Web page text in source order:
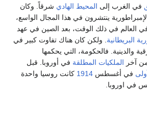
في الغرب إلى المحيط الهادي شرقاً. وكان
الإمبراطورية ينتشرون في هذا المجال الواسع،
العالم في ذلك الوقت، بعد الصين في عهد
البريطانية. ولكن كان هناك تفاوت كبير في
والدينية. فالحكومة، التي يحكمها
آخر الملكيات المطلقة في أوروبا. قبل
في أغسطس 1914 كانت روسيا واحدة
في اوروبا.